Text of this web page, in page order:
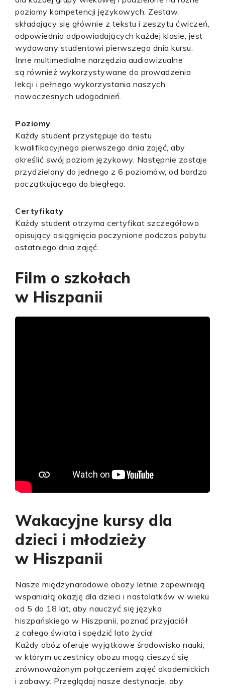
poziomy kompetencji językowych. Zestaw,
składający się głównie z tekstu i zeszytu ćwiczeń,
odpowiednio odpowiadających każdej klasie, jest
wydawany studentowi pierwszego dnia kursu.
Inne multimedialne narzędzia audiowizualne
są również wykorzystywane do prowadzenia
lekcji i pełnego wykorzystania naszych
nowoczesnych udogodnień.
Poziomy
Każdy student przystępuje do testu
kwalifikacyjnego pierwszego dnia zajęć, aby
określić swój poziom językowy. Następnie zostaje
przydzielony do jednego z 6 poziomów, od bardzo
początkującego do biegłego.
Certyfikaty
Każdy student otrzyma certyfikat szczegółowo
opisujący osiągnięcia poczynione podczas pobytu
ostatniego dnia zajęć.
Film o szkołach
w Hiszpanii
Wakacyjne kursy dla
dzieci i młodzieży
w Hiszpanii
Nasze międzynarodowe obozy letnie zapewniają
wspaniałą okazję dla dzieci i nastolatków w wieku
od 5 do 18 lat, aby nauczyć się języka
hiszpańskiego w Hiszpanii, poznać przyjaciół
z całego świata i spędzić lato życia!
Każdy obóz oferuje wyjątkowe środowisko nauki,
w którym uczestnicy obozu mogą cieszyć się
zrównoważonym połączeniem zajęć akademickich
i zabawy. Przeglądaj nasze destynacje, aby